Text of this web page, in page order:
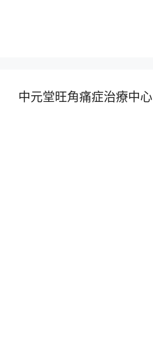
中元堂旺角痛症治療中心